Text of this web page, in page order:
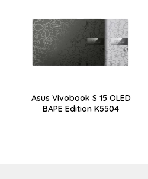
Asus Vivobook S 15 OLED
BAPE Edition K5504